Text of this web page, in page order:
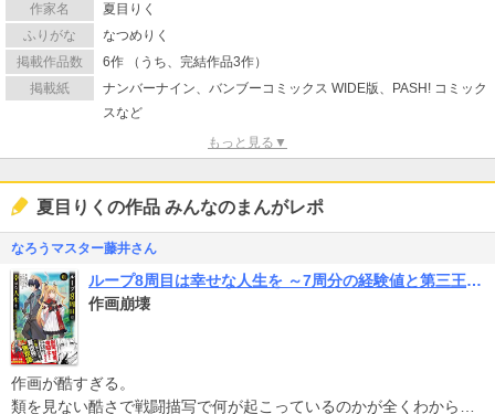
作家名
夏目りく
ふりがな
なつめりく
掲載作品数
6作 （うち、完結作品3作）
掲載紙
ナンバーナイン、バンブーコミックス WIDE版、PASH! コミック
スなど
もっと見る▼
夏目りくの作品 みんなのまんがレポ
なろうマスター藤井さん
ループ8周目は幸せな人生を ～7周分の経験値と第三王女の『鑑定』で覚醒した俺は、相棒のベヒーモスとともに無双する～（コミック）
作画崩壊
作画が酷すぎる。
類を見ない酷さで戦闘描写で何が起こっているのかが全くわからな